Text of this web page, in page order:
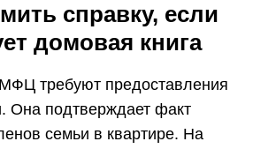
справку, если
домовая книга
требуют предоставления
Она подтверждает факт
семьи в квартире. На